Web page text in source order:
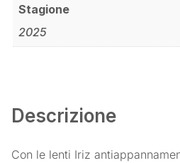
Stagione
2025
Descrizione
Con le lenti Iriz